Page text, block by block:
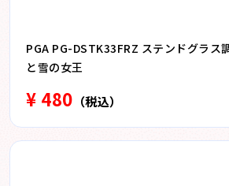
PGA PG-DSTK33FRZ ステンドグラス
と雪の女王
¥ 480 （税込）